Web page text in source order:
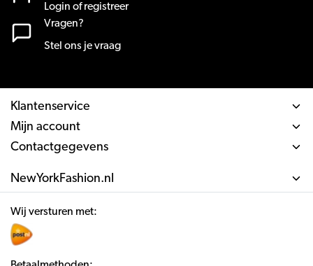
Login of registreer
Vragen?
Stel ons je vraag
Klantenservice
Mijn account
Contactgegevens
NewYorkFashion.nl
Wij versturen met: